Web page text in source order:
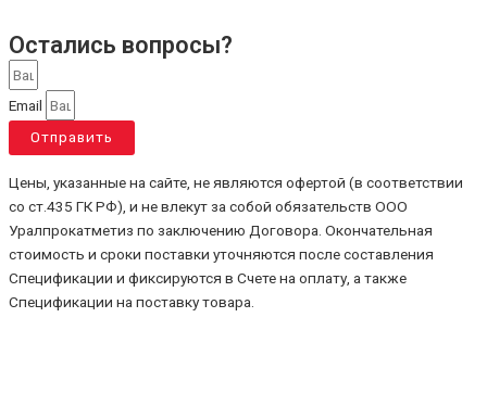
Остались вопросы?
Email
Отправить
Цены, указанные на сайте, не являются офертой (в соответствии
со ст.435 ГК РФ), и не влекут за собой обязательств ООО
Уралпрокатметиз по заключению Договора. Окончательная
стоимость и сроки поставки уточняются после составления
Спецификации и фиксируются в Счете на оплату, а также
Спецификации на поставку товара.